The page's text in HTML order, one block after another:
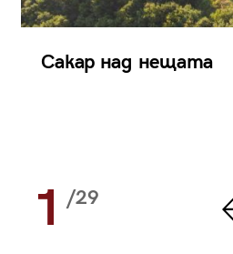
Сакар над нещата
1 /29